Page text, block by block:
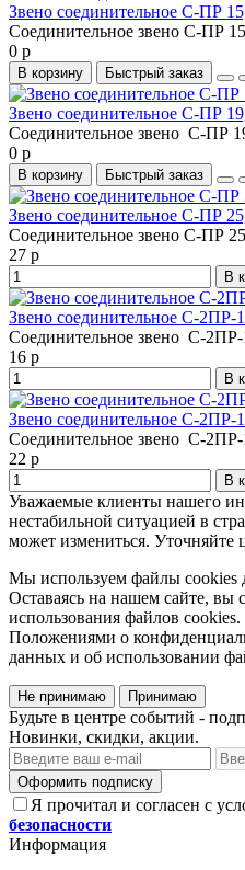
Звено соединительное С-ПР
Соединительное звено С-ПР
0 р
В корзину Быстрый заказ
Звено соединительное С-ПР
Соединительное звено С-ПР
0 р
В корзину Быстрый заказ
Звено соединительное С-ПР
Соединительное звено С-ПР
27 р
В
Звено соединительное С-2ПР-
Cоединительное звено С-
16 р
В
Звено соединительное С-2ПР-
Cоединительное звено С-
22 р
В
Уважаемые клиенты нашего
нестабильной ситуацией в
может измениться. Уточняйте
Мы используем файлы cookies
Оставаясь на нашем сайте, вы
использования файлов
Положениями о
данных и об использовании
Не принимаю Принимаю
Будьте в центре событий -
Новинки, скидки, акции.
Оформить подписку
Я прочитал и согласен с
безопасности
Информация